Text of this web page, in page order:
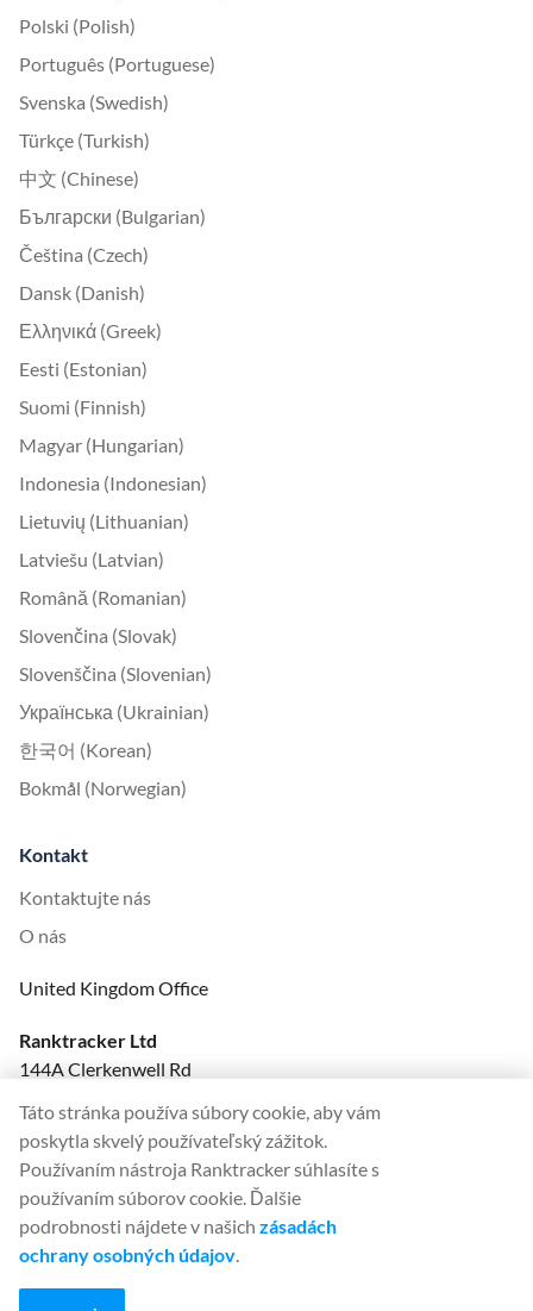
Polski (Polish)
Português (Portuguese)
Svenska (Swedish)
Türkçe (Turkish)
中文 (Chinese)
Български (Bulgarian)
Čeština (Czech)
Dansk (Danish)
Ελληνικά (Greek)
Eesti (Estonian)
Suomi (Finnish)
Magyar (Hungarian)
Indonesia (Indonesian)
Lietuvių (Lithuanian)
Latviešu (Latvian)
Română (Romanian)
Slovenčina (Slovak)
Slovenščina (Slovenian)
Українська (Ukrainian)
한국어 (Korean)
Bokmål (Norwegian)
Kontakt
Kontaktujte nás
O nás
United Kingdom Office
Ranktracker Ltd
144A Clerkenwell Rd
Company No: 08820809
felix@ranktracker.com
2015 -2026© Ranktracker. All Rights Reserved.
Táto stránka používa súbory cookie, aby vám
poskytla skvelý používateľský zážitok.
Používaním nástroja Ranktracker súhlasíte s
používaním súborov cookie. Ďalšie
podrobnosti nájdete v našich zásadách
ochrany osobných údajov.